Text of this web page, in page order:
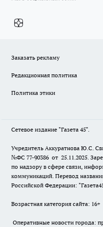
Заказать рекламу
Редакционная политика
Политика этики
Сетевое издание "Газета 45".
Учредитель Аккуратнова Ю.С.
№ФС 77-90386 от 25.11.2025.
по надзору в сфере связи,
коммуникаций. Перевод
Российской Федерации:
Возрастная категория сайта: 16+
Оперативные новости города: